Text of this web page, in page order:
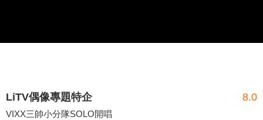
LiTV偶像專題特企 8.0
VIXX三帥小分隊SOLO開唱